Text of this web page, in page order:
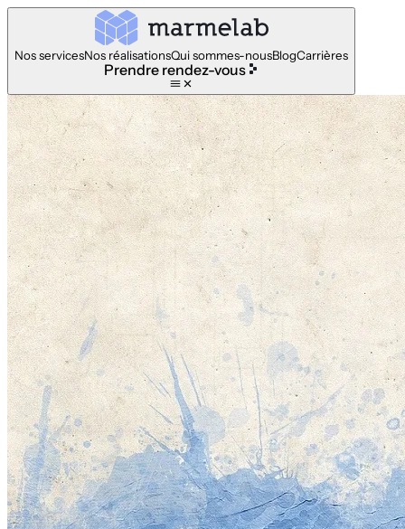
Nos servicesNos réalisationsQui sommes-nousBlogCarrières
Prendre rendez-vous